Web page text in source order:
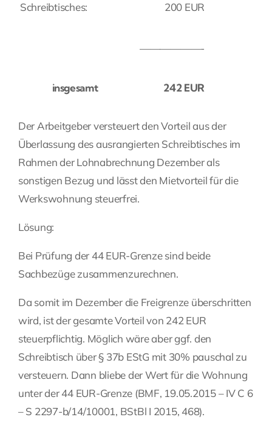
insgesamt 242 EUR
Schreibtisches:
200 EUR
——————-
Der Arbeitgeber versteuert den Vorteil aus der
Überlassung des ausrangierten Schreibtisches im
Rahmen der Lohnabrechnung Dezember als
sonstigen Bezug und lässt den Mietvorteil für die
Werkswohnung steuerfrei.
Lösung:
Bei Prüfung der 44 EUR-Grenze sind beide
Sachbezüge zusammenzurechnen.
Da somit im Dezember die Freigrenze überschritten
wird, ist der gesamte Vorteil von 242 EUR
steuerpflichtig. Möglich wäre aber ggf. den
Schreibtisch über § 37b EStG mit 30% pauschal zu
versteuern. Dann bliebe der Wert für die Wohnung
unter der 44 EUR-Grenze (BMF, 19.05.2015 – IV C 6
– S 2297-b/14/10001, BStBl I 2015, 468).